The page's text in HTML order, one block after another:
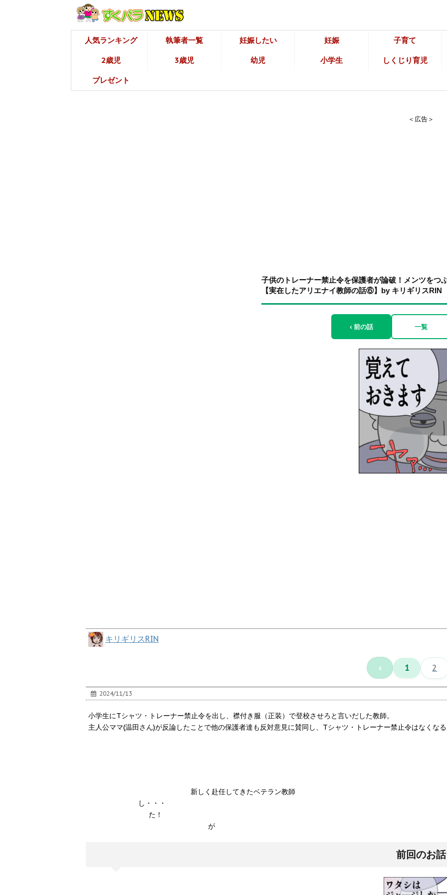
人気ランキング 執筆者一覧 妊娠したい 妊娠 子育て
2歳児 3歳児 幼児 小学生 しくじり育児
プレゼント
＜広告＞
子供のトレーナー禁止令を保護者が論破！メンツをつ
【実在したアリエナイ教師の話⑥】by キリギリスRIN
‹ 前の話 一覧
キリギリスRIN
‹ 1 2
2024/11/13
小学生にTシャツ・トレーナー禁止令を出し、襟付き服（正装）で登校させろと言いだした教師。
主人公ママ(温田さん)が反論したことで他の保護者達も反対意見に賛同し、Tシャツ・トレーナー禁止令はなくな
新しく赴任してきた
し・・・ この教師が驚く
た！ ※少し古い話なので今で
が フェイクを加えておりま
前回のお話